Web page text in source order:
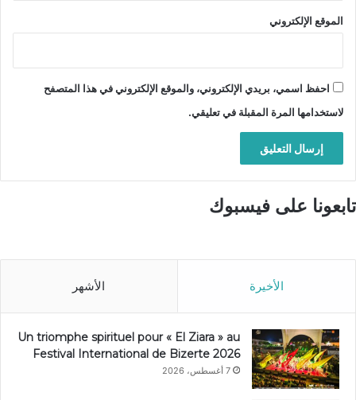
الموقع الإلكتروني
احفظ اسمي، بريدي الإلكتروني، والموقع الإلكتروني في هذا المتصفح
لاستخدامها المرة المقبلة في تعليقي.
تابعونا على فيسبوك
الأخيرة الأشهر
Un triomphe spirituel pour « El Ziara » au
Festival International de Bizerte 2026
7 أغسطس، 2026